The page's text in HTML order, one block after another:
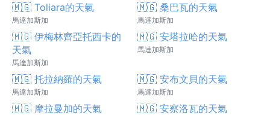
🇲🇬 Toliara的天氣
馬達加斯加
🇲🇬 桑巴瓦的天氣
馬達加斯加
🇲🇬 伊梅林齊亞托西卡的
天氣
馬達加斯加
🇲🇬 安塔拉哈的天氣
馬達加斯加
🇲🇬 托拉納羅的天氣
馬達加斯加
🇲🇬 安布文貝的天氣
馬達加斯加
🇲🇬 摩拉曼加的天氣 🇲🇬 安察洛瓦的天氣